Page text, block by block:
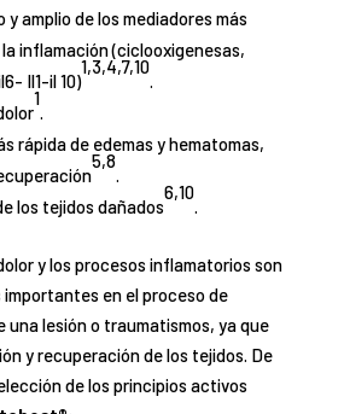
amplio de los mediadores más
inflamación (ciclooxigenesas,
Il1-il 10)
1,3,4,7,10
.
1
.
rápida de edemas y hematomas,
5,8
.
los tejidos dañados
6,10
.
y los procesos inflamatorios son
en el proceso de
lesión o traumatismos, ya que
y recuperación de los tejidos. De
de los principios activos